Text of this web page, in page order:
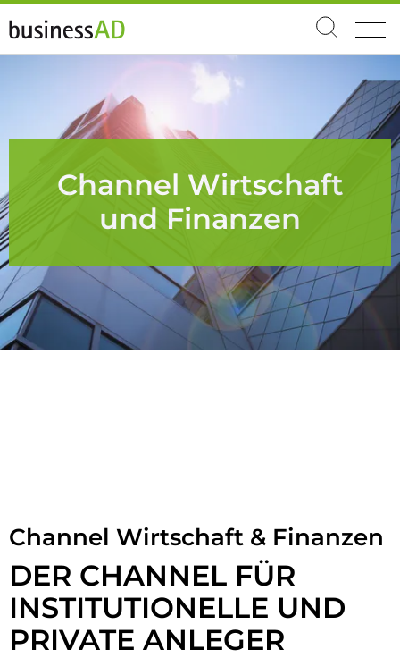
Channel Wirtschaft
und Finanzen
Channel Wirtschaft & Finanzen
DER CHANNEL FÜR
INSTITUTIONELLE UND
PRIVATE ANLEGER